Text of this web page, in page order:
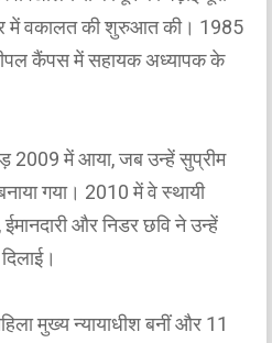
में वकालत की शुरुआत की। 1985
कैंपस में सहायक अध्यापक के
2009 में आया, जब उन्हें सुप्रीम
गया। 2010 में वे स्थायी
और निडर छवि ने उन्हें
मुख्य न्यायाधीश बनीं और 11